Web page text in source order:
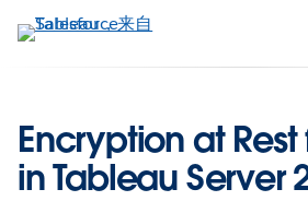
转
Encryption at Rest
in Tableau Server